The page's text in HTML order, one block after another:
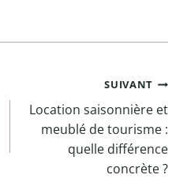
SUIVANT
Location saisonnière et
meublé de tourisme :
quelle différence
concrète ?